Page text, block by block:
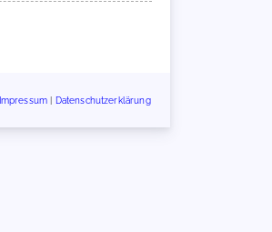
Impressum Datenschutzerklärung